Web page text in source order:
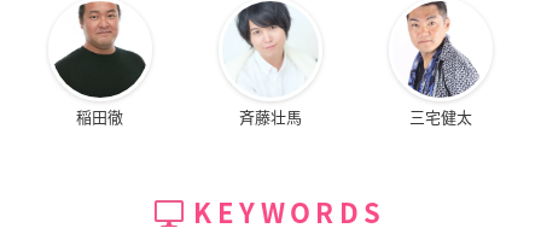
稲田徹 斉藤壮馬 三宅健太
KEYWORDS